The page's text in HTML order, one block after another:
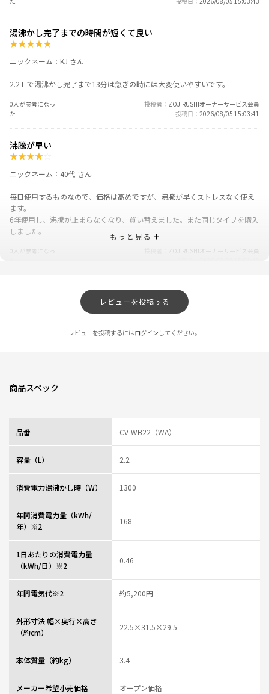
湯沸かし完了までの時間が短くて良い
★★★★★
ニックネーム：KJ さん
2.2Ｌで湯沸かし完了まで13分は急ぎの時には大変使いやすいです。
0人が参考になっ
た
投稿者
ZOJIRUSHIオーナーサービス会員
投稿日
2026/08/05 15:03:41
沸騰が早い
★★★★
ニックネーム：40代 さん
毎日使用するものなので、価格は高めですが、沸騰が早くストレスなく使え
ます。
6年使用し、沸騰が止まらなくなり、買い替えました。また同じタイプを購入
しました。
0人が参考になっ
ZOJIRUSHIオーナーサービス会員
た
★★★
ニックネーム：50代 さん
湯気が出ないのがよいです。タイマーを毎日つかってます。90度に設定して
を設定できるようにしてほしい。
0人が参考になっ
もっと見る
レビュー一覧
レビューを投稿する
レビューを投稿するにはログイン してください。
商品スペック
品番 CV-WB22（WA）
容量（L） 2.2
消費電力湯沸かし時（W） 1300
年間消費電力量（kWh/
年）※2
168
1日あたりの消費電力量
（kWh/日）※2
0.46
年間電気代※2 約5,200円
外形寸法 幅×奥行×高さ
（約cm）
22.5×31.5×29.5
本体質量（約kg） 3.4
メーカー希望小売価格 オープン価格